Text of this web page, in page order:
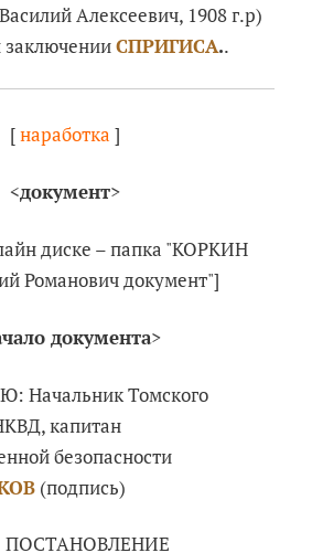
Алексеевич, 1908 г.р)
заключенииСПРИГИСА..
[наработка ]
<документ>
диске – папка "КОРКИН
Романович документ"]
документа>
Начальник Томского
капитан
безопасности
(подпись)
ПОСТАНОВЛЕНИЕ